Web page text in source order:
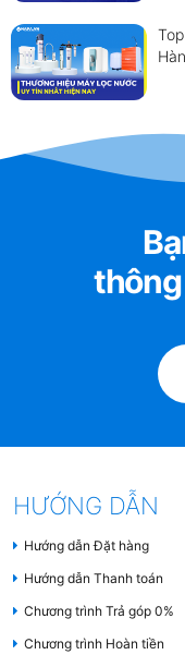
HƯỚNG DẪN
Hướng dẫn Đặt hàng
Hướng dẫn Thanh toán
Chương trình Trả góp 0%
Chương trình Hoàn tiền